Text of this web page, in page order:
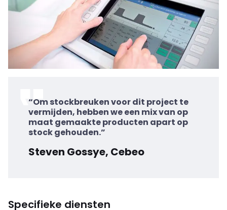
“Om stockbreuken voor dit project te
vermijden, hebben we een mix van op
maat gemaakte producten apart op
stock gehouden.”
Steven Gossye, Cebeo
Specifieke diensten